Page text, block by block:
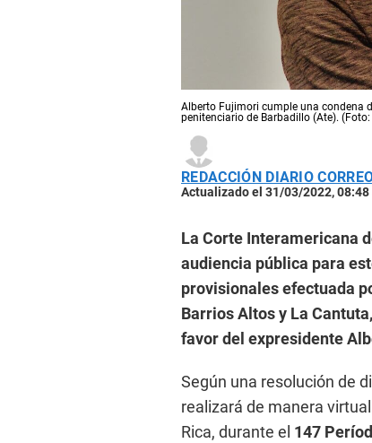
Alberto Fujimori cumple una condena
penitenciario de Barbadillo (Ate). (Foto:
REDACCIÓN DIARIO
Actualizado el 31/03/2022, 08:48
La Corte Interamericana
audiencia pública para
provisionales efectuada
Barrios Altos y La
favor del expresidente
Según una resolución de
realizará de manera
Rica, durante el 147